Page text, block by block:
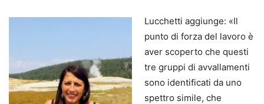
Lucchetti aggiunge: «Il
punto di forza del lavoro è
aver scoperto che questi
tre gruppi di avvallamenti
sono identificati da uno
spettro simile, che